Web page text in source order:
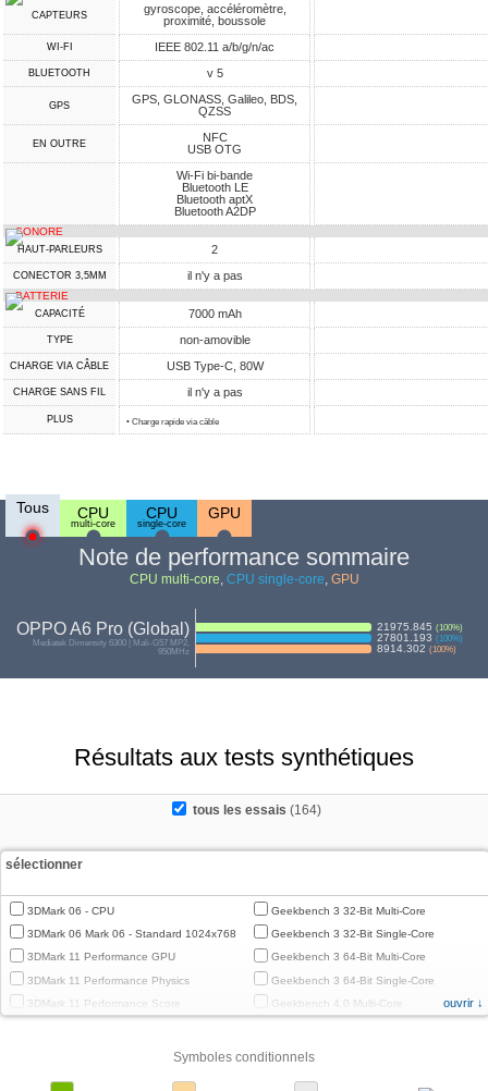
CAPTEURS
gyroscope, accéléromètre,
proximité, boussole
WI-FI IEEE 802.11 a/b/g/n/ac
BLUETOOTH v 5
GPS
GPS, GLONASS, Galileo, BDS,
QZSS
EN OUTRE
NFC
USB OTG
Wi-Fi bi-bande
Bluetooth LE
Bluetooth aptX
Bluetooth A2DP
SONORE
HAUT-PARLEURS 2
CONECTOR 3,5MM il n'y a pas
BATTERIE
CAPACITÉ 7000 mAh
TYPE non-amovible
CHARGE VIA CÂBLE USB Type-C, 80W
CHARGE SANS FIL il n'y a pas
PLUS • Charge rapide via câble
Tous CPU
multi-core
CPU
single-core
GPU
Note de performance sommaire
CPU multi-core, CPU single-core, GPU
OPPO A6 Pro (Global)
Mediatek Dimensity 6300 | Mali-G57 MP2,
950MHz
21975.845 (100%)
27801.193 (100%)
8914.302 (100%)
Résultats aux tests synthétiques
tous les essais (164)
sélectionner
3DMark 06 - CPU
3DMark 06 Mark 06 - Standard 1024x768
3DMark 11 Performance GPU
3DMark 11 Performance Physics
3DMark 11 Performance Score
Geekbench 3 32-Bit Multi-Core
Geekbench 3 32-Bit Single-Core
Geekbench 3 64-Bit Multi-Core
Geekbench 3 64-Bit Single-Core
Geekbench 4.0 Multi-Core
Geekbench 4.4 Multi-Core
ouvrir ↓
Symboles conditionnels